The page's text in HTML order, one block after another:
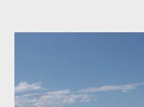
descriptivo de los pueblos,
de Guipúzcoa, con un apéndice